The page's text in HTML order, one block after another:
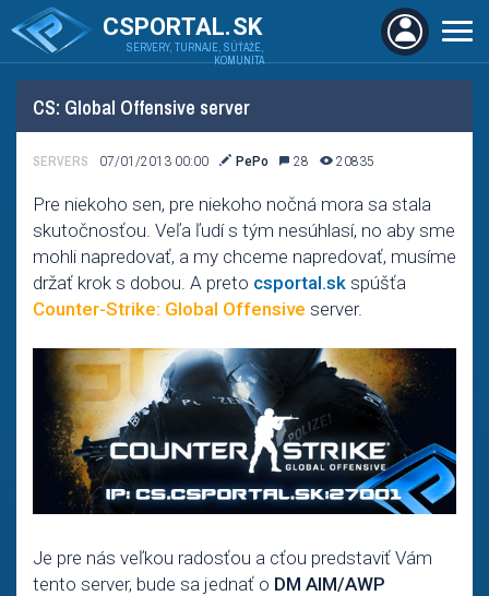
CSPORTAL.SK
SERVERY, TURNAJE, SÚŤAŽE,
KOMUNITA
CS: Global Offensive server
SERVERS 07/01/2013 00:00 PePo 28 20835
Pre niekoho sen, pre niekoho nočná mora sa stala
skutočnosťou. Veľa ľudí s tým nesúhlasí, no aby sme
mohli napredovať, a my chceme napredovať, musíme
držať krok s dobou. A preto csportal.sk spúšťa
Counter-Strike: Global Offensive server.
Je pre nás veľkou radosťou a cťou predstaviť Vám
tento server, bude sa jednať o DM AIM/AWP